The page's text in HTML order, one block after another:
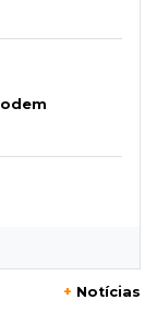
+ Notícias